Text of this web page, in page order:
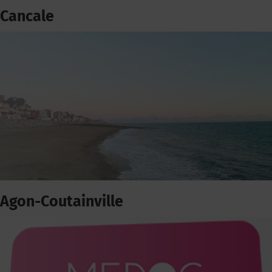
Cancale
Agon-Coutainville